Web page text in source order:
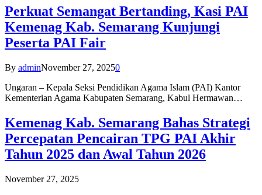
Perkuat Semangat Bertanding, Kasi PAI
Kemenag Kab. Semarang Kunjungi
Peserta PAI Fair
By adminNovember 27, 20250
Ungaran – Kepala Seksi Pendidikan Agama Islam (PAI) Kantor
Kementerian Agama Kabupaten Semarang, Kabul Hermawan…
Kemenag Kab. Semarang Bahas Strategi
Percepatan Pencairan TPG PAI Akhir
Tahun 2025 dan Awal Tahun 2026
November 27, 2025